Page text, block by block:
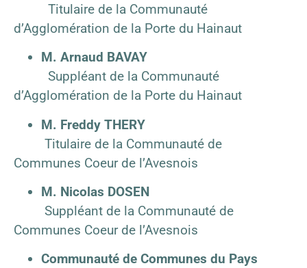
Titulaire de la Communauté
d’Agglomération de la Porte du Hainaut
M. Arnaud BAVAY
Suppléant de la Communauté
d’Agglomération de la Porte du Hainaut
M. Freddy THERY
Titulaire de la Communauté de
Communes Coeur de l’Avesnois
M. Nicolas DOSEN
Suppléant de la Communauté de
Communes Coeur de l’Avesnois
Communauté de Communes du Pays